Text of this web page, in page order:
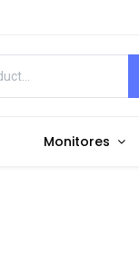
Monitores